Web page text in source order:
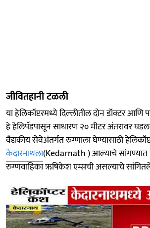
जीवितहानी टळली
या हेलिकॉप्टरमध्ये दिल्लीतील दोन डॉक्टर आणि
हे हेलिपॅडपासून साधारण २० मीटर अंतरावर
वैद्यकीय सेवेअंतर्गत रुग्णाला घेण्यासाठी
केदारनाथला(Kedarnath ) आल्याचे
रुग्णवाहिका ऋषिकेश एम्सची असल्याचे